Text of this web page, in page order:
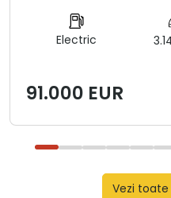
Electric
91.000 EUR
Vezi